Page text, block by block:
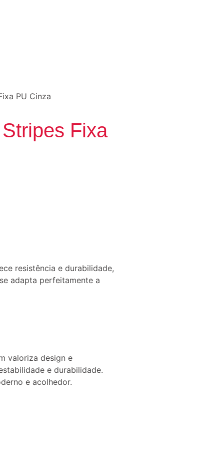
PU Cinza
Fixa
resistência e durabilidade,
adapta perfeitamente a
valoriza design e
e durabilidade.
e acolhedor.